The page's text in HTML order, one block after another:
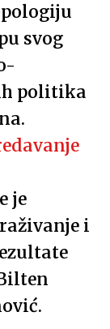
svog
politika
je
i